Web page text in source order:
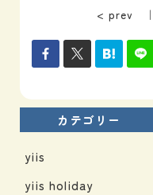
< prev
カテゴリー
yiis
yiis holiday